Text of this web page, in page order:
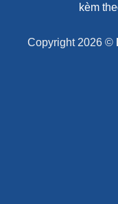
kèm
Copyright 2026 ©